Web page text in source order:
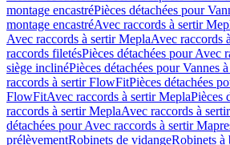
montage encastréPièces détachées pour
montage encastréAvec raccords à sertir
Avec raccords à sertir MeplaAvec raccords
raccords filetésPièces détachées pour Avec
siège inclinéPièces détachées pour Vannes
raccords à sertir FlowFitPièces détachées
FlowFitAvec raccords à sertir MeplaPièces
raccords à sertir MeplaAvec raccords à
détachées pour Avec raccords à sertir
prélèvementRobinets de vidangeRobinets à